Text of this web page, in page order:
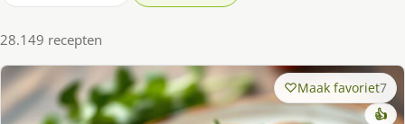
28.149 recepten
Maak favoriet7
👍